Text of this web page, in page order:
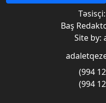
Baş
Site by:
(994
(994